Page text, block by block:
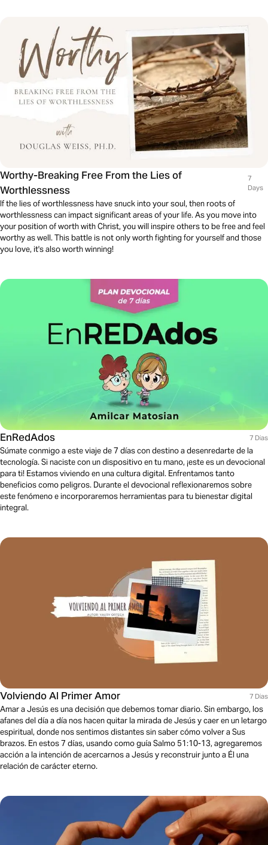
Worthy-Breaking Free From the Lies of
Worthlessness
7
Days
If the lies of worthlessness have snuck into your soul, then roots of
worthlessness can impact significant areas of your life. As you move into
your position of worth with Christ, you will inspire others to be free and feel
worthy as well. This battle is not only worth fighting for yourself and those
you love, it's also worth winning!
EnRedAdos 7 Dias
Súmate conmigo a este viaje de 7 días con destino a desenredarte de la
tecnología. Si naciste con un dispositivo en tu mano, ¡este es un devocional
para ti! Estamos viviendo en una cultura digital. Enfrentamos tanto
beneficios como peligros. Durante el devocional reflexionaremos sobre
este fenómeno e incorporaremos herramientas para tu bienestar digital
integral.
Volviendo Al Primer Amor 7 Dias
Amar a Jesús es una decisión que debemos tomar diario. Sin embargo, los
afanes del día a día nos hacen quitar la mirada de Jesús y caer en un letargo
espiritual, donde nos sentimos distantes sin saber cómo volver a Sus
brazos. En estos 7 días, usando como guía Salmo 51:10-13, agregaremos
acción a la intención de acercarnos a Jesús y reconstruir junto a Él una
relación de carácter eterno.